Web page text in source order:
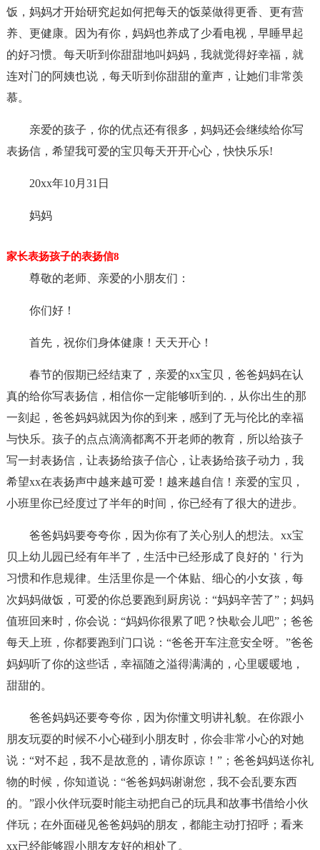
饭，妈妈才开始研究起如何把每天的饭菜做得更香、更有营
养、更健康。因为有你，妈妈也养成了少看电视，早睡早起
的好习惯。每天听到你甜甜地叫妈妈，我就觉得好幸福，就
连对门的阿姨也说，每天听到你甜甜的童声，让她们非常羡
慕。
亲爱的孩子，你的优点还有很多，妈妈还会继续给你写
表扬信，希望我可爱的宝贝每天开开心心，快快乐乐!
20xx年10月31日
妈妈
家长表扬孩子的表扬信8
尊敬的老师、亲爱的小朋友们：
你们好！
首先，祝你们身体健康！天天开心！
春节的假期已经结束了，亲爱的xx宝贝，爸爸妈妈在认
真的给你写表扬信，相信你一定能够听到的.，从你出生的那
一刻起，爸爸妈妈就因为你的到来，感到了无与伦比的幸福
与快乐。孩子的点点滴滴都离不开老师的教育，所以给孩子
写一封表扬信，让表扬给孩子信心，让表扬给孩子动力，我
希望xx在表扬声中越来越可爱！越来越自信！亲爱的宝贝，
小班里你已经度过了半年的时间，你已经有了很大的进步。
爸爸妈妈要夸夸你，因为你有了关心别人的想法。xx宝
贝上幼儿园已经有年半了，生活中已经形成了良好的＇行为
习惯和作息规律。生活里你是一个体贴、细心的小女孩，每
次妈妈做饭，可爱的你总要跑到厨房说：“妈妈辛苦了”；妈妈
值班回来时，你会说：“妈妈你很累了吧？快歇会儿吧”；爸爸
每天上班，你都要跑到门口说：“爸爸开车注意安全呀。”爸爸
妈妈听了你的这些话，幸福随之溢得满满的，心里暖暖地，
甜甜的。
爸爸妈妈还要夸夸你，因为你懂文明讲礼貌。在你跟小
朋友玩耍的时候不小心碰到小朋友时，你会非常小心的对她
说：“对不起，我不是故意的，请你原谅！”；爸爸妈妈送你礼
物的时候，你知道说：“爸爸妈妈谢谢您，我不会乱要东西
的。”跟小伙伴玩耍时能主动把自己的玩具和故事书借给小伙
伴玩；在外面碰见爸爸妈妈的朋友，都能主动打招呼；看来
xx已经能够跟小朋友友好的相处了。